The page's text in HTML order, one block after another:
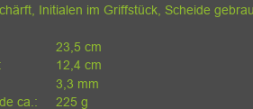
Initialen im Griffstück, Scheide
23,5 cm
12,4 cm
3,3 mm
ca.:
225 g